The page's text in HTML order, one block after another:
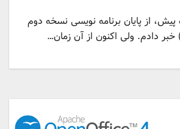
از پایان برنامه نویسی نسخه دوم